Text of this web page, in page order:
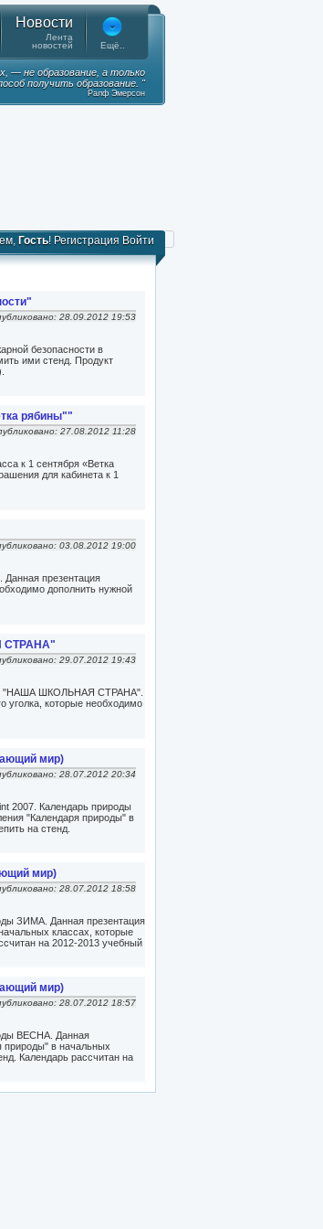
Новости
Лента
новостей
Ещё..
— не образование, а только
получить образование. "
Ралф Эмерсон
Гость! Регистрация Войти
28.09.2012 19:53
безопасности в
ими стенд. Продукт
рябины""
27.08.2012 11:28
к 1 сентября «Ветка
для кабинета к 1
03.08.2012 19:00
Данная презентация
дополнить нужной
СТРАНА"
29.07.2012 19:43
"НАША ШКОЛЬНАЯ СТРАНА".
уголка, которые необходимо
мир)
28.07.2012 20:34
2007. Календарь природы
"Календаря природы" в
на стенд.
мир)
28.07.2012 18:58
ЗИМА. Данная презентация
классах, которые
на 2012-2013 учебный
мир)
28.07.2012 18:57
ВЕСНА. Данная
природы" в начальных
Календарь рассчитан на